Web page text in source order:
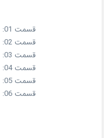
قسمت 01:
قسمت 02:
قسمت 03:
قسمت 04:
قسمت 05:
قسمت 06: